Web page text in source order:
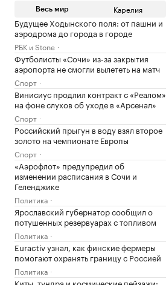
Весь мир Карелия
Будущее Ходынского поля: от пашни и
аэродрома до города в городе
РБК и Stone
Футболисты «Сочи» из-за закрытия
аэропорта не смогли вылететь на матч
Спорт
Винисиус продлил контракт с «Реалом»
на фоне слухов об уходе в «Арсенал»
Спорт
Российский прыгун в воду взял второе
золото на чемпионате Европы
Спорт
«Аэрофлот» предупредил об
изменении расписания в Сочи и
Геленджике
Политика
Ярославский губернатор сообщил о
потушенных резервуарах с топливом
Политика
Euractiv узнал, как финские фермеры
помогают охранять границу с Россией
Политика
Киты, тундра и космические пейзажи: